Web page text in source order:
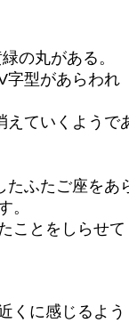
の丸がある。
字型があらわれ
えていくようで
たふたご座をあ
。
ことをしらせて
くに感じるよう